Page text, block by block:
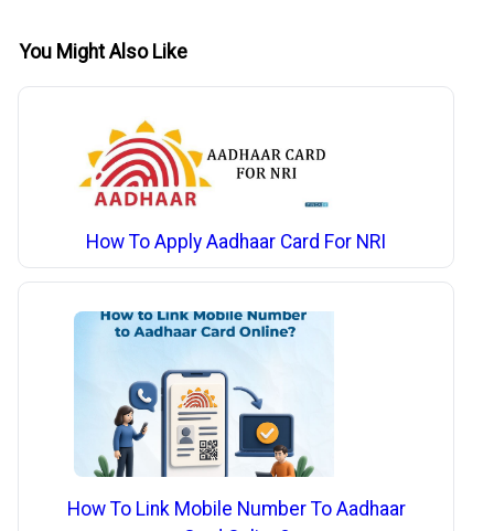
You Might Also Like
How To Apply Aadhaar Card For NRI
How To Link Mobile Number To Aadhaar